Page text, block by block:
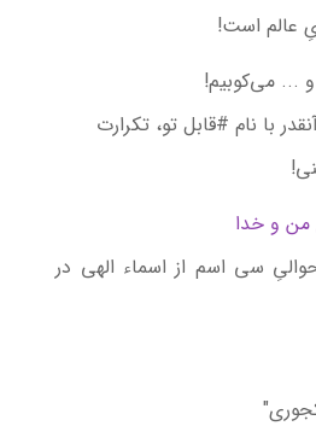
عالم است!
... می‌کوبیم!
با نام #قابل تو، تکرارت
و خدا
سی اسم از اسماء الهی در